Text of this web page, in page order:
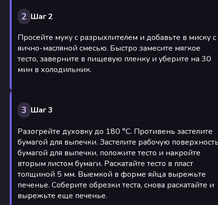
2 Шаг 2
Просейте муку с разрыхлителем и добавьте в миску с
яично-масляной смесью. Быстро замесите мягкое
тесто, заверните в пищевую пленку и уберите на 30
мин в холодильник.
3 Шаг 3
Разогрейте духовку до 180 °С. Противень застелите
бумагой для выпечки. Застелите рабочую
бумагой для выпечки, положите тесто и накройте
вторым листом бумаги. Раскатайте тесто в пласт
толщиной 5 мм. Выемкой в форме яйца вырежьте
печенье. Соберите обрезки теста, снова раскатайте и
вырежьте еще печенье.